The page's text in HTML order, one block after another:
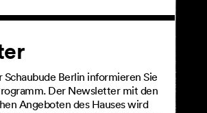
Berlin informieren Sie
Der Newsletter mit den
Angeboten des Hauses wird